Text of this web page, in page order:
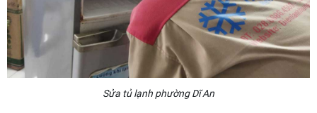
Sửa tủ lạnh phường Dĩ An